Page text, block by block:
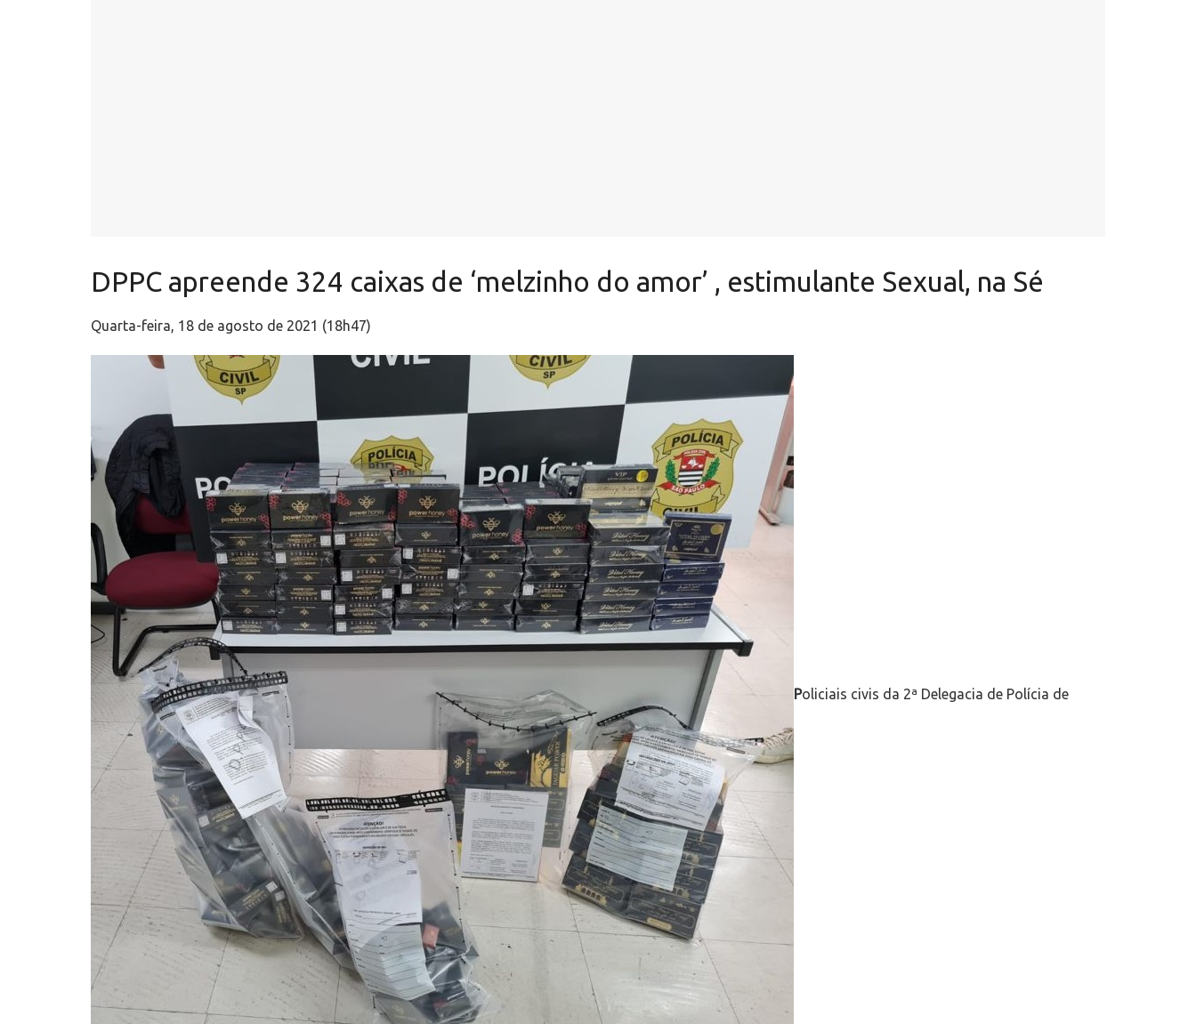
DPPC apreende 324 caixas de ‘melzinho do amor’ , estimulante Sexual, na Sé
Quarta-feira, 18 de agosto de 2021 (18h47)
Policiais civis da 2ª Delegacia de Polícia de